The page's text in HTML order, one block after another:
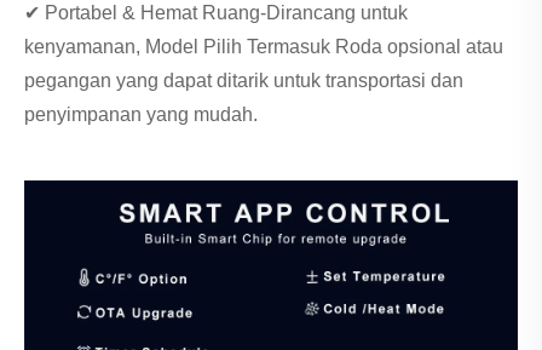
✔ Portabel & Hemat Ruang-Dirancang untuk
kenyamanan, Model Pilih Termasuk Roda opsional atau
pegangan yang dapat ditarik untuk transportasi dan
penyimpanan yang mudah.